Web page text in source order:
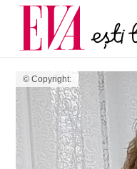
© Copyright:
Carieră
Actualitate